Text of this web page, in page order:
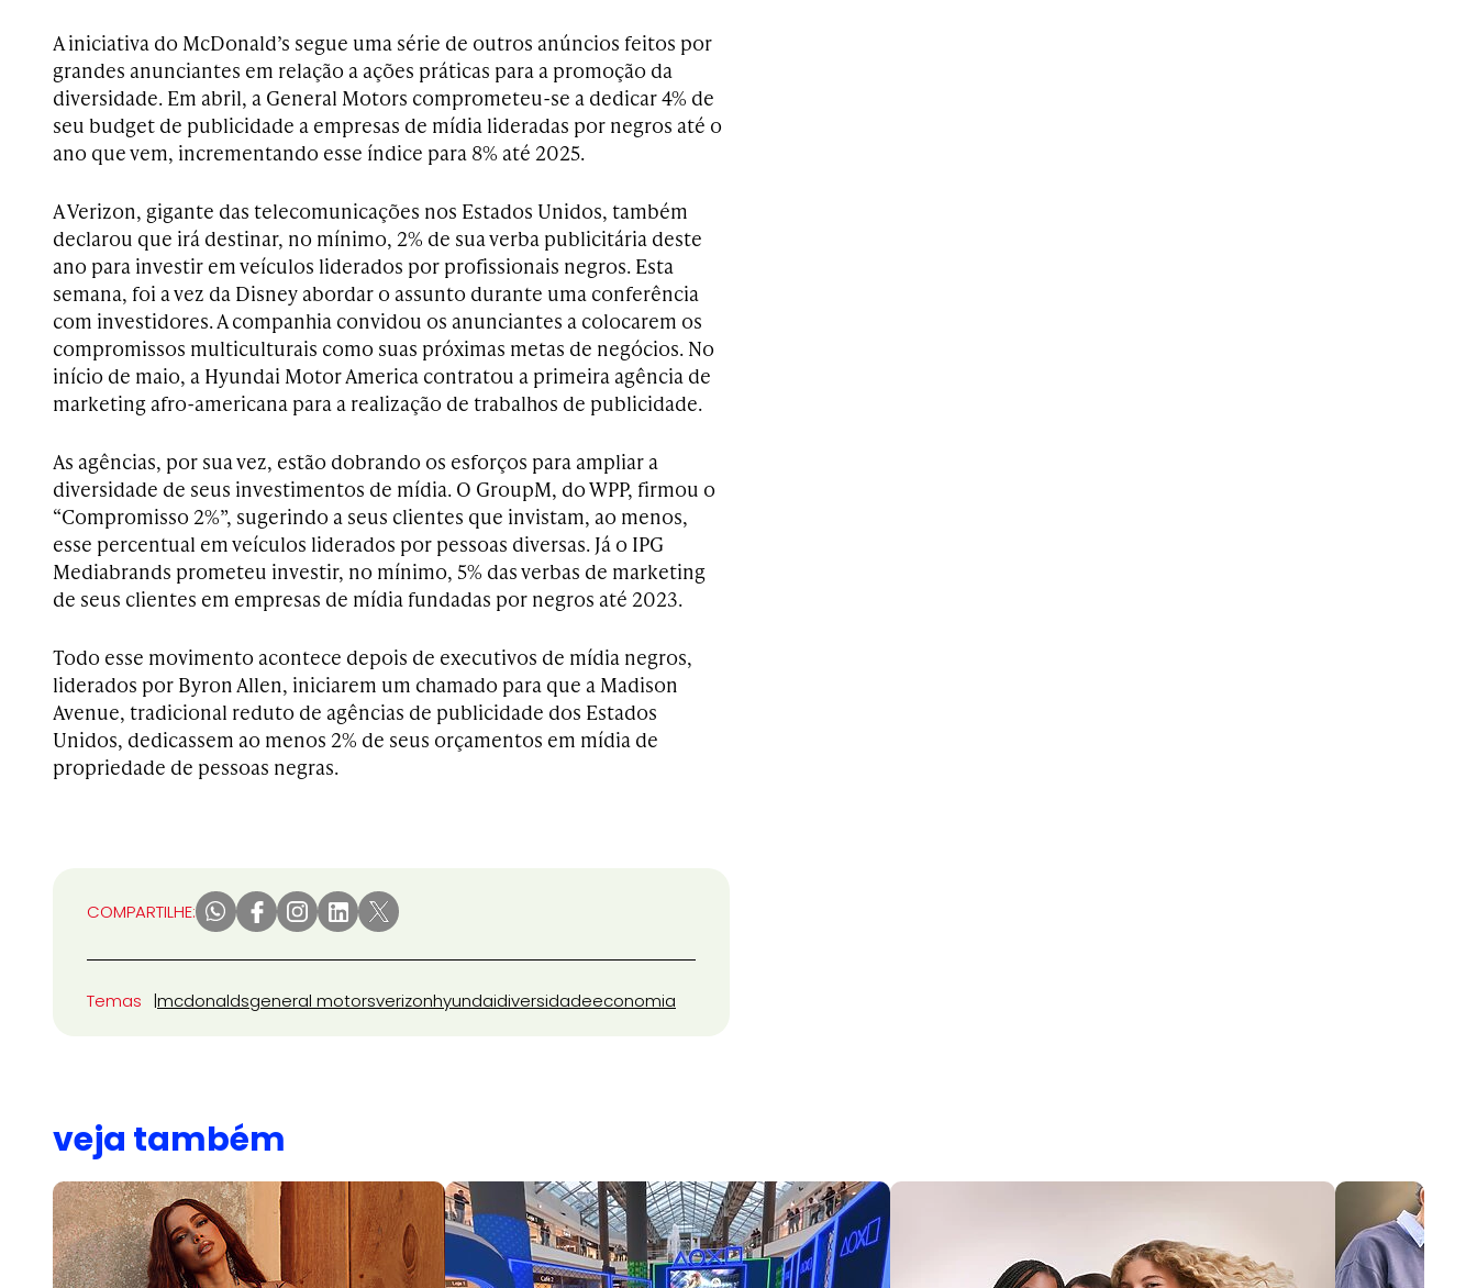
A iniciativa do McDonald’s segue uma série de outros anúncios feitos por
grandes anunciantes em relação a ações práticas para a promoção da
diversidade. Em abril, a General Motors comprometeu-se a dedicar 4% de
seu budget de publicidade a empresas de mídia lideradas por negros até o
ano que vem, incrementando esse índice para 8% até 2025.
A Verizon, gigante das telecomunicações nos Estados Unidos, também
declarou que irá destinar, no mínimo, 2% de sua verba publicitária deste
ano para investir em veículos liderados por profissionais negros. Esta
semana, foi a vez da Disney abordar o assunto durante uma conferência
com investidores. A companhia convidou os anunciantes a colocarem os
compromissos multiculturais como suas próximas metas de negócios. No
início de maio, a Hyundai Motor America contratou a primeira agência de
marketing afro-americana para a realização de trabalhos de publicidade.
As agências, por sua vez, estão dobrando os esforços para ampliar a
diversidade de seus investimentos de mídia. O GroupM, do WPP, firmou o
“Compromisso 2%”, sugerindo a seus clientes que invistam, ao menos,
esse percentual em veículos liderados por pessoas diversas. Já o IPG
Mediabrands prometeu investir, no mínimo, 5% das verbas de marketing
de seus clientes em empresas de mídia fundadas por negros até 2023.
Todo esse movimento acontece depois de executivos de mídia negros,
liderados por Byron Allen, iniciarem um chamado para que a Madison
Avenue, tradicional reduto de agências de publicidade dos Estados
Unidos, dedicassem ao menos 2% de seus orçamentos em mídia de
propriedade de pessoas negras.
COMPARTILHE:
Temas mcdonaldsgeneral motorsverizonhyundaidiversidadeeconomia
veja também